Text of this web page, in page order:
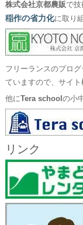
株式会社京都農販で技
稲作の省力化に取り
フリーランスのプロ
ていますので、サイト
他にTera school の小
リンク